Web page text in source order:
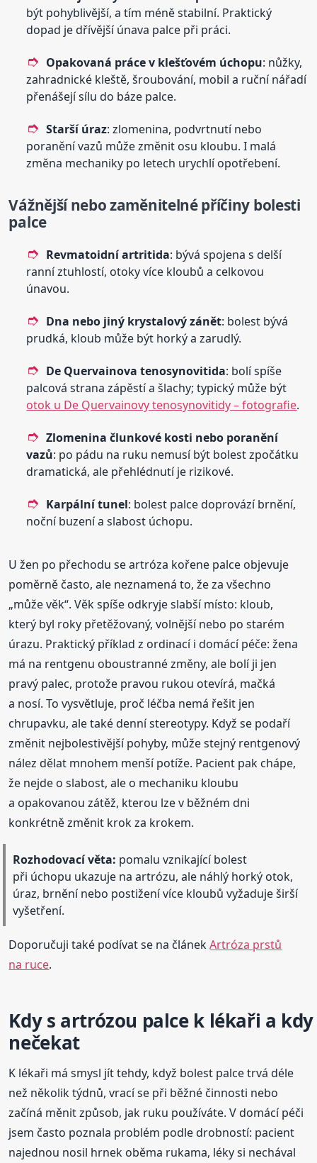
být pohyblivější, a tím méně stabilní. Praktický
dopad je dřívější únava palce při práci.
Opakovaná práce v klešťovém úchopu: nůžky,
zahradnické kleště, šroubování, mobil a ruční nářadí
přenášejí sílu do báze palce.
Starší úraz: zlomenina, podvrtnutí nebo
poranění vazů může změnit osu kloubu. I malá
změna mechaniky po letech urychlí opotřebení.
Vážnější nebo zaměnitelné příčiny bolesti
palce
Revmatoidní artritida: bývá spojena s delší
ranní ztuhlostí, otoky více kloubů a celkovou
únavou.
Dna nebo jiný krystalový zánět: bolest bývá
prudká, kloub může být horký a zarudlý.
De Quervainova tenosynovitida: bolí spíše
palcová strana zápěstí a šlachy; typický může být
otok u De Quervainovy tenosynovitidy – fotografie.
Zlomenina člunkové kosti nebo poranění
vazů: po pádu na ruku nemusí být bolest zpočátku
dramatická, ale přehlédnutí je rizikové.
Karpální tunel: bolest palce doprovází brnění,
noční buzení a slabost úchopu.
U žen po přechodu se artróza kořene palce objevuje
poměrně často, ale neznamená to, že za všechno
„může věk“. Věk spíše odkryje slabší místo: kloub,
který byl roky přetěžovaný, volnější nebo po starém
úrazu. Praktický příklad z ordinací i domácí péče: žena
má na rentgenu oboustranné změny, ale bolí ji jen
pravý palec, protože pravou rukou otevírá, mačká
a nosí. To vysvětluje, proč léčba nemá řešit jen
chrupavku, ale také denní stereotypy. Když se podaří
změnit nejbolestivější pohyby, může stejný rentgenový
nález dělat mnohem menší potíže. Pacient pak chápe,
že nejde o slabost, ale o mechaniku kloubu
a opakovanou zátěž, kterou lze v běžném dni
konkrétně změnit krok za krokem.
Rozhodovací věta: pomalu vznikající bolest
při úchopu ukazuje na artrózu, ale náhlý horký otok,
úraz, brnění nebo postižení více kloubů vyžaduje širší
vyšetření.
Doporučuji také podívat se na článekArtróza prstů
na ruce.
Kdy s artrózou palce k lékaři a kdy
nečekat
K lékaři má smysl jít tehdy, když bolest palce trvá déle
než několik týdnů, vrací se při běžné činnosti nebo
začíná měnit způsob, jak ruku používáte. V domácí péči
jsem často poznala problém podle drobností: pacient
najednou nosil hrnek oběma rukama, léky si nechával